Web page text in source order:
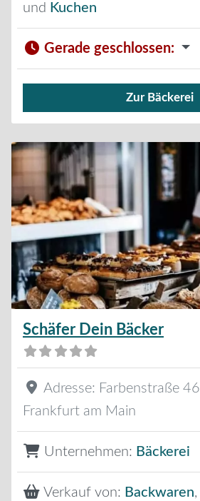
und Kuchen
Gerade geschlossen:
Verkauf von Brötchen,
Zur Bäckerei
Schäfer Dein Bäcker
Adresse: Farbenstraße 46
Frankfurt am Main
Unternehmen: Bäckerei
Verkauf von: Backwaren,